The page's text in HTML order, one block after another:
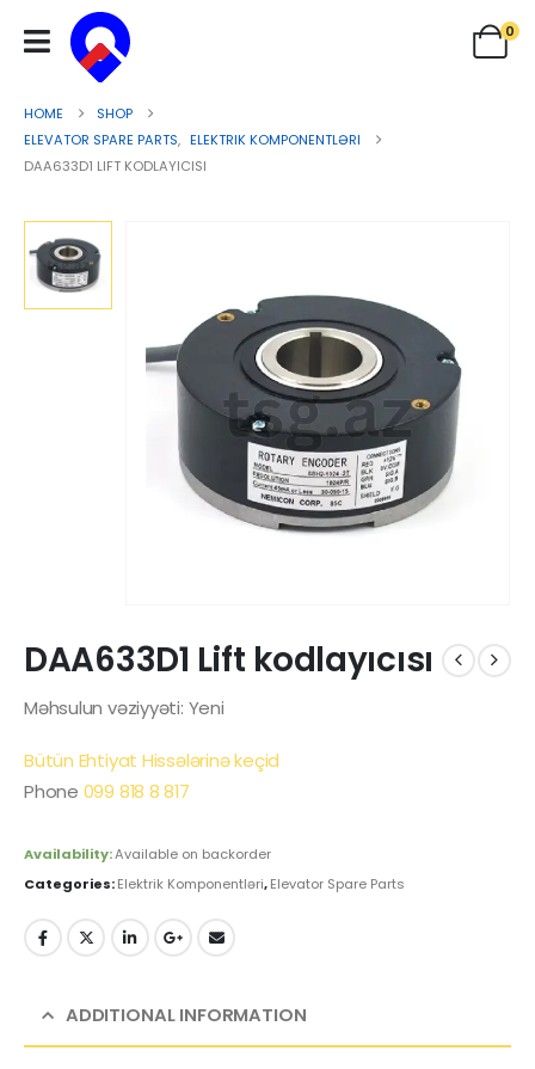
0
HOME
SHOP
ELEVATOR SPARE PARTS, ELEKTRIK KOMPONENTLƏRI
DAA633D1 LIFT KODLAYICISI
DAA633D1 Lift kodlayıcısı
Məhsulun vəziyyəti: Yeni
Bütün Ehtiyat Hissələrinə keçid
Phone 099 818 8 817
Availability:Available on backorder
Categories:Elektrik Komponentləri,Elevator Spare Parts
ADDITIONAL INFORMATION